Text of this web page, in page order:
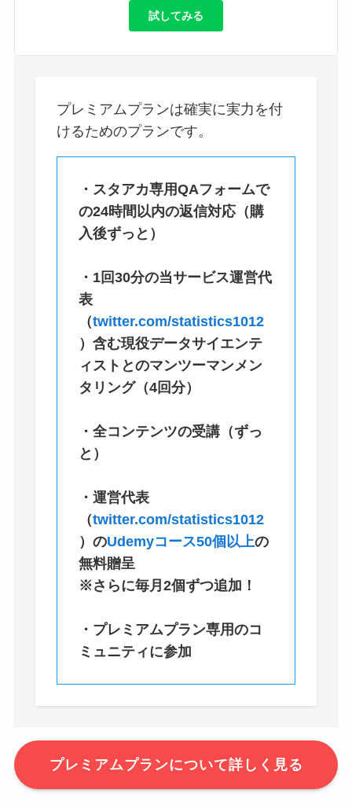
試してみる
プレミアムプランは確実に実力を付
けるためのプランです。
・スタアカ専用QAフォームで
の24時間以内の返信対応（購
入後ずっと）
・1回30分の当サービス運営代
表
（twitter.com/statistics1012
）含む現役データサイエンテ
ィストとのマンツーマンメン
タリング（4回分）
・全コンテンツの受講（ずっ
と）
・ 運営代表
（twitter.com/statistics1012
） のUdemyコース50個以上の
無料贈呈
※さらに毎月2個ずつ追加！
・プレミアムプラン専用のコ
ミュニティに参加
プレミアムプランについて詳しく見る